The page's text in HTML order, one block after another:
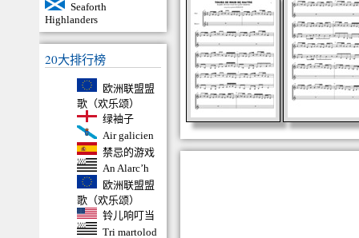
Seaforth
Highlanders
20大排行榜
欧洲联盟盟
歌（欢乐颂）
绿袖子
Air galicien
禁忌的游戏
An Alarc’h
欧洲联盟盟
歌（欢乐颂）
铃儿响叮当
Tri martolod